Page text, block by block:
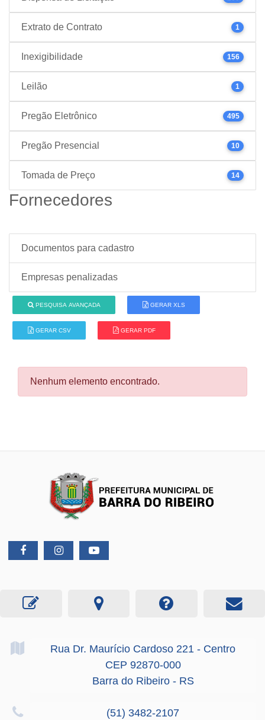
Extrato de Contrato 1
Inexigibilidade 156
Leilão 1
Pregão Eletrônico 495
Pregão Presencial 10
Tomada de Preço 14
Fornecedores
Documentos para cadastro
Empresas penalizadas
PESQUISA AVANÇADA GERAR XLS
GERAR CSV GERAR PDF
Nenhum elemento encontrado.
Rua Dr. Maurício Cardoso 221 - Centro
CEP 92870-000
Barra do Ribeiro - RS
(51) 3482-2107